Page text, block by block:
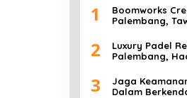
1
Boomworks
Palembang,
Creator
2
Luxury Padel
Palembang,
3
Jaga
Dalam